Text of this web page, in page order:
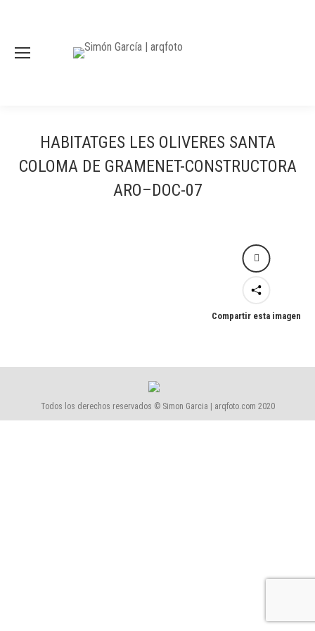
HABITATGES LES OLIVERES SANTA
COLOMA DE GRAMENET-CONSTRUCTORA
ARO–DOC-07
Compartir esta imagen
Todos los derechos reservados © Simon Garcia | arqfoto.com 2020